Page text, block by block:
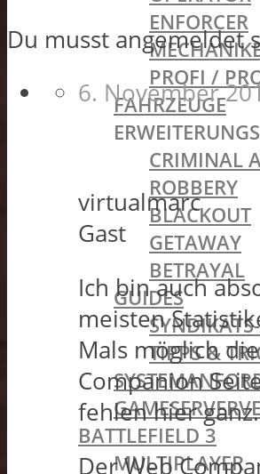
ENFORCER
PROFI /
FAHRZEUGE
CRIMINAL
ROBBERY
BLACKOUT
GETAWAY
BETRAYAL
GUIDES
TIPPS &
BATTLEFIELD 3
MULTIPLAYER
Du musst angemeldet
6. November
virtualmarc
Gast
Ich bin auch
meisten
Mals möglich
Companion
fehlen hier ganz.
Der Web